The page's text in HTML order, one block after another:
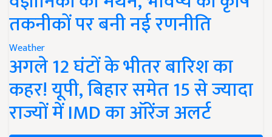
तकनीकों पर बनी नई रणनीति
Weather
अगले 12 घंटों के भीतर बारिश का
कहर! यूपी, बिहार समेत 15 से ज्यादा
राज्यों में IMD का ऑरेंज अलर्ट